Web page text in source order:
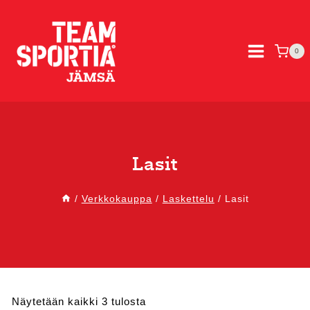
0
Lasit
/ Verkkokauppa / Laskettelu / Lasit
Näytetään kaikki 3 tulosta